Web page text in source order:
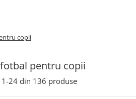
copii
pentru copii
1-24 din 136 produse